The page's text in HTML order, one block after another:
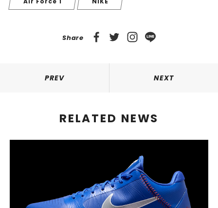
Share
PREV NEXT
RELATED NEWS